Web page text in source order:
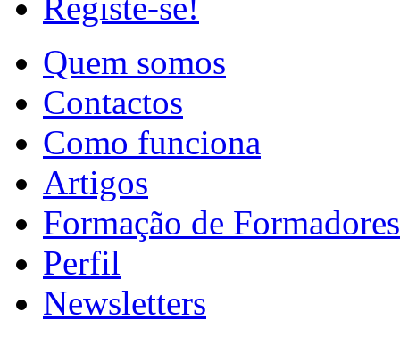
Registe-se!
Quem somos
Contactos
Como funciona
Artigos
Formação de Formadores
Perfil
Newsletters